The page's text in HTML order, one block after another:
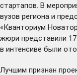
стартапов. В
вузов региона и
«Кванториум
жюри представили
в интенсиве были
Лучшим признан